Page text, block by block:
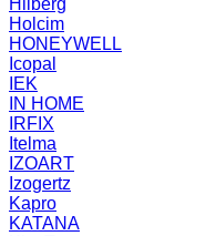
Hilberg
Holcim
HONEYWELL
Icopal
IEK
IN HOME
IRFIX
Itelma
IZOART
Izogertz
Kapro
KATANA